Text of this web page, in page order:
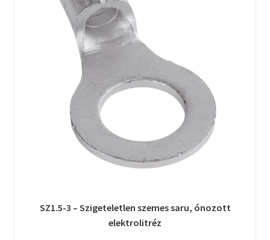
SZ1.5-3 – Szigeteletlen szemes saru, ónozott
elektrolitréz